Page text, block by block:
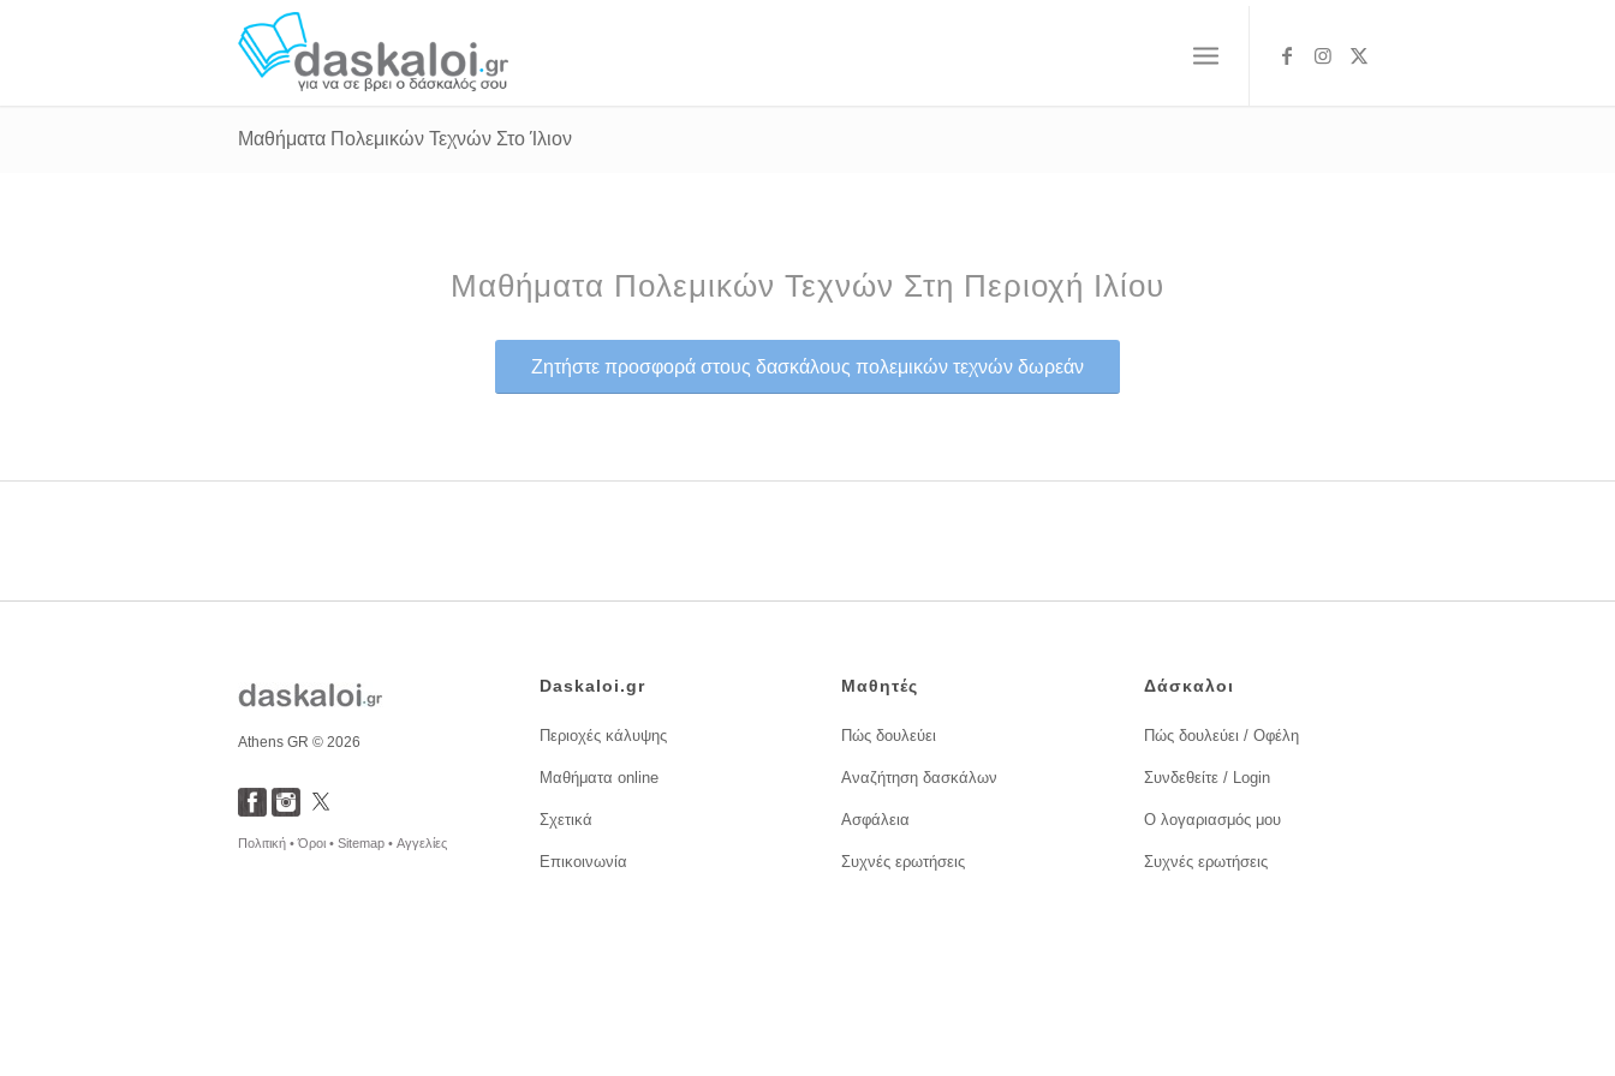
Μαθήματα Πολεμικών Τεχνών Στο Ίλιον
Μαθήματα Πολεμικών Τεχνών Στη Περιοχή Ιλίου
Ζητήστε προσφορά στους δασκάλους πολεμικών τεχνών δωρεάν
Athens GR © 2026
Πολιτική •Όροι • Sitemap • Αγγελίες
Daskaloi.gr
Περιοχές κάλυψης
Μαθήματα online
Σχετικά
Επικοινωνία
Μαθητές
Πώς δουλεύει
Αναζήτηση δασκάλων
Ασφάλεια
Συχνές ερωτήσεις
Δάσκαλοι
Πώς δουλεύει / Οφέλη
Συνδεθείτε / Login
Ο λογαριασμός μου
Συχνές ερωτήσεις